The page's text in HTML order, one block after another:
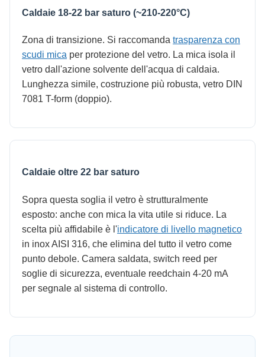
Caldaie 18-22 bar saturo (~210-220°C)
Zona di transizione. Si raccomanda trasparenza con
scudi mica per protezione del vetro. La mica isola il
vetro dall'azione solvente dell'acqua di caldaia.
Lunghezza simile, costruzione più robusta, vetro DIN
7081 T-form (doppio).
Caldaie oltre 22 bar saturo
Sopra questa soglia il vetro è strutturalmente
esposto: anche con mica la vita utile si riduce. La
scelta più affidabile è l'indicatore di livello magnetico
in inox AISI 316, che elimina del tutto il vetro come
punto debole. Camera saldata, switch reed per
soglie di sicurezza, eventuale reedchain 4-20 mA
per segnale al sistema di controllo.